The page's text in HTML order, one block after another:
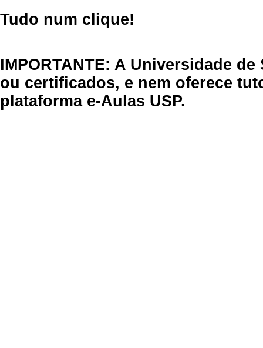
Tudo num clique!
IMPORTANTE: A Universidade
ou certificados, e nem oferece
plataforma e-Aulas USP.